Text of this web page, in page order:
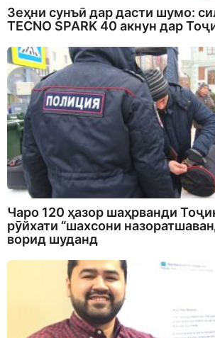
Зеҳни сунъӣ дар дасти шумо:
TECNO SPARK 40 акнун дар
Чаро 120 ҳазор шаҳрванди
рӯйхати “шахсони
ворид шуданд